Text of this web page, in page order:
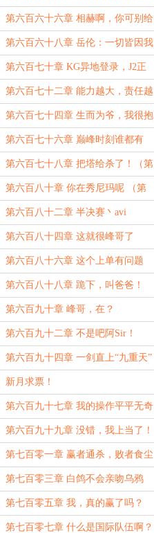
（4400）
第六百六十六章 相赫啊，你可别给
爷再拉跨了！
第六百六十八章 岳伦：一切皆因我
而起
第六百七十章 KG异地登录，J2正
在连接！
第六百七十二章 能力越大，责任越
大！
第六百七十四章 生而为爷，我很抱
歉
第六百七十六章 巅峰时刻谁都有
（4200）
第六百七十八章 把塔给杀了！（第
一更）
第六百八十章 你在秀尼玛呢 （第
三更）
第六百八十二章 半决赛丶avi
第六百八十四章 这就很峰哥了
（4600）
第六百八十六章 这个上单有问题
（4400）
第六百八十八章 跪下，叫爸爸！
第六百九十章 峰哥，在？
第六百九十二章 不是吧阿Sir！
第六百九十四章 一剑直上“九重天”
新月求票！
第六百九十七章 我的操作平平无奇
（4400）
第六百九十九章 没错，我上当了！
第七百零一章 赢者通杀，败者食尘
第七百零三章 白鸽不会亲吻乌鸦
第七百零五章 我，真的赢了吗？
第七百零七章 什么是国际队伍啊？